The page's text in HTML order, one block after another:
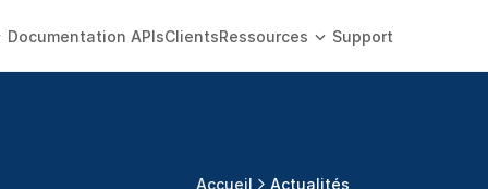
Documentation APIsClientsRessources Support
Accueil Actualités